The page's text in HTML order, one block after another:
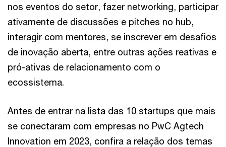
nos eventos do setor, fazer networking, participar
ativamente de discussões e pitches no hub,
interagir com mentores, se inscrever em desafios
de inovação aberta, entre outras ações reativas e
pró-ativas de relacionamento com o
ecossistema.
Antes de entrar na lista das 10 startups que mais
se conectaram com empresas no PwC Agtech
Innovation em 2023, confira a relação dos temas